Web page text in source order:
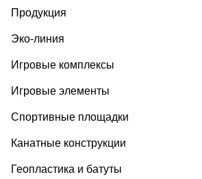
Продукция
Эко-линия
Игровые комплексы
Игровые элементы
Спортивные площадки
Канатные конструкции
Геопластика и батуты